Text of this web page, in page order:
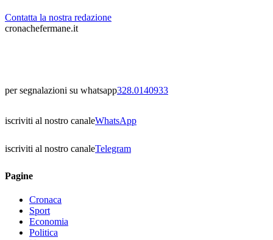
Contatta la nostra redazione
cronachefermane.it
per segnalazioni su whatsapp328.0140933
iscriviti al nostro canaleWhatsApp
iscriviti al nostro canaleTelegram
Pagine
Cronaca
Sport
Economia
Politica